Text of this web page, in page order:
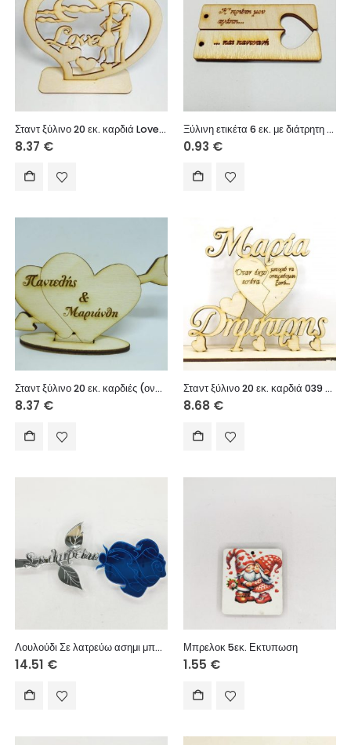
Σταντ ξύλινο 20 εκ. καρδιά Love (ονόματα επιλογής)
8.37 €
Ξύλινη ετικέτα 6 εκ. με διάτρητη καρδιά για διπλό μπρελόκ 028
0.93 €
Σταντ ξύλινο 20 εκ. καρδιές (ονόματα επιλογής)
8.37 €
Σταντ ξύλινο 20 εκ. καρδιά 039 (ονόματα επιλογής)
8.68 €
Λουλούδι Σε λατρεύω ασημι μπλε καθρέφτης 15εκ.
14.51 €
Μπρελοκ 5εκ. Εκτυπωση
1.55 €